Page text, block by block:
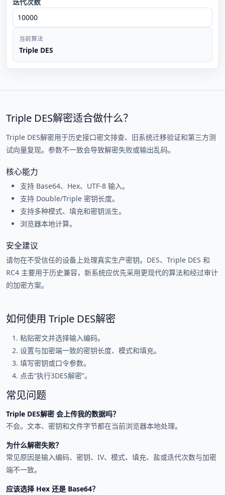
当前算法
Triple DES
Triple DES解密适合做什么？
Triple DES解密用于历史接口密文排查、旧系统迁移验证和第三方测
试向量复现。参数不一致会导致解密失败或输出乱码。
核心能力
支持 Base64、Hex、UTF-8 输入。
支持 Double/Triple 密钥长度。
支持多种模式、填充和密钥派生。
浏览器本地计算。
安全建议
请勿在不受信任的设备上处理真实生产密钥。DES、Triple DES 和
RC4 主要用于历史兼容，新系统应优先采用更现代的算法和经过审计
的加密方案。
如何使用 Triple DES解密
粘贴密文并选择输入编码。
设置与加密端一致的密钥长度、模式和填充。
填写密钥或口令参数。
点击“执行3DES解密”。
常见问题
Triple DES解密 会上传我的数据吗？
不会。文本、密钥和文件字节都在当前浏览器本地处理。
为什么解密失败？
常见原因是输入编码、密钥、IV、模式、填充、盐或迭代次数与加密
端不一致。
应该选择 Hex 还是 Base64？